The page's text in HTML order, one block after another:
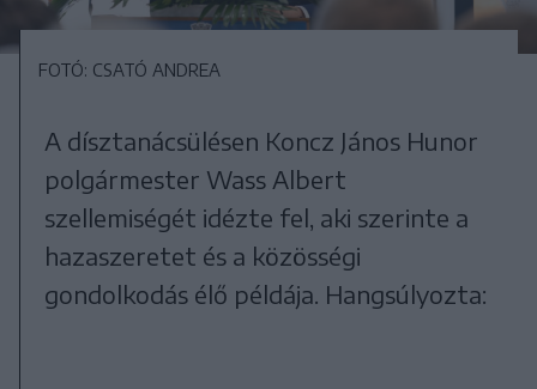
FOTÓ: CSATÓ ANDREA
A dísztanácsülésen Koncz János Hunor
polgármester Wass Albert
szellemiségét idézte fel, aki szerinte a
hazaszeretet és a közösségi
gondolkodás élő példája. Hangsúlyozta: